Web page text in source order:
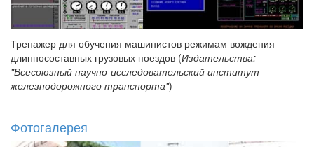
Тренажер для обучения машинистов режимам вождения
длинносоставных грузовых поездов (Издательства:
"Всесоюзный научно-исследовательский институт
железнодорожного транспорта")
Фотогалерея